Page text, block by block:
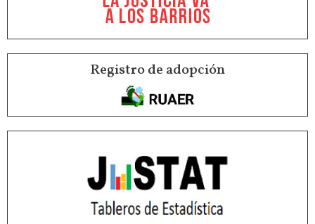
Registro de adopción